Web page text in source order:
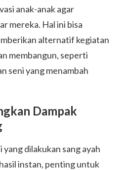
anak-anak agar
mereka. Hal ini bisa
alternatif kegiatan
membangun, seperti
seni yang menambah
Dampak
dilakukan sang ayah
instan, penting untuk